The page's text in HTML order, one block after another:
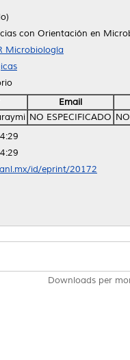
con Orientación en
Microbiología
Email
NO ESPECIFICADO
id/eprint/20172
Downloads per